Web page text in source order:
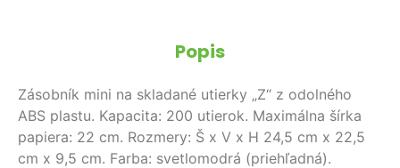
Popis
Zásobník mini na skladané utierky „Z“ z odolného
ABS plastu. Kapacita: 200 utierok. Maximálna šírka
papiera: 22 cm. Rozmery: Š x V x H 24,5 cm x 22,5
cm x 9,5 cm. Farba: svetlomodrá (priehľadná).